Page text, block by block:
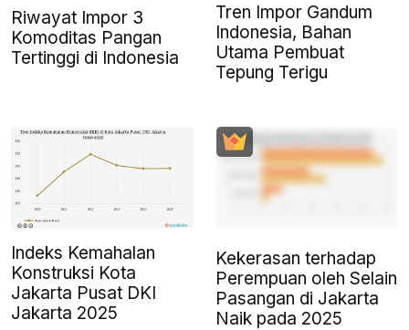
Riwayat Impor 3
Komoditas Pangan
Tertinggi di Indonesia
Tren Impor Gandum
Indonesia, Bahan
Utama Pembuat
Tepung Terigu
Indeks Kemahalan
Konstruksi Kota
Jakarta Pusat DKI
Jakarta 2025
Kekerasan terhadap
Perempuan oleh Selain
Pasangan di Jakarta
Naik pada 2025